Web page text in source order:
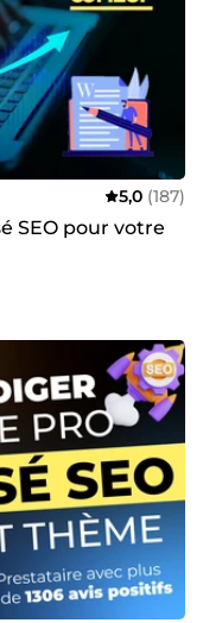
5,0 (187)
SEO pour votre